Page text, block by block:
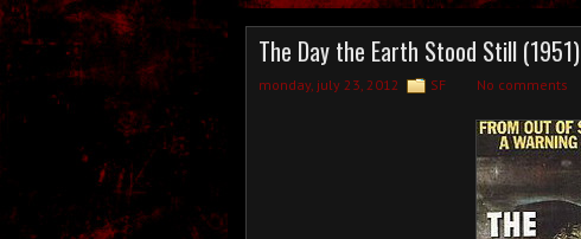
The Day the Earth Stood Still (1951)
monday, july 23, 2012 SF No comments